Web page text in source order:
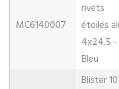
MC6140007
rivets
étoilés
4x24.5 -
Bleu
Blister 10